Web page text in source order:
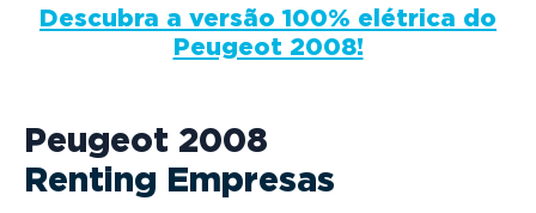
Descubra a versão 100% elétrica do
Peugeot 2008!
Peugeot 2008
Renting Empresas